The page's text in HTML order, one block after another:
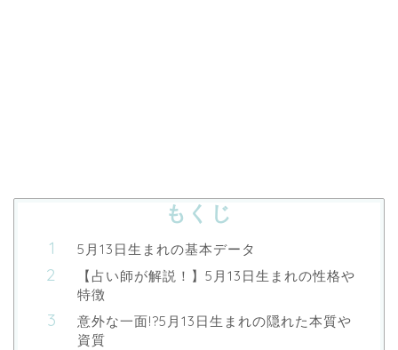
もくじ
5月13日生まれの基本データ
【占い師が解説！】5月13日生まれの性格や
特徴
意外な一面!?5月13日生まれの隠れた本質や
資質